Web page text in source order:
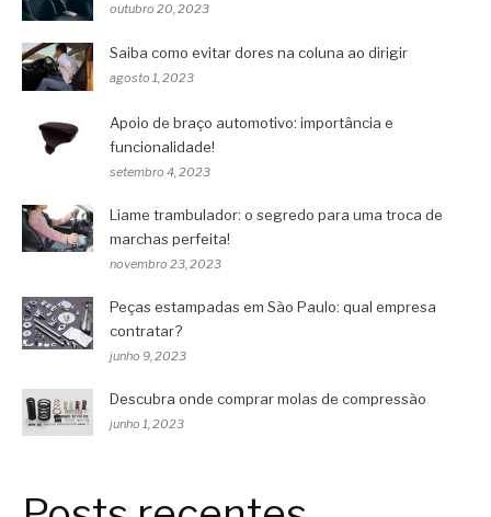
outubro 20, 2023
Saiba como evitar dores na coluna ao dirigir
agosto 1, 2023
Apoio de braço automotivo: importância e
funcionalidade!
setembro 4, 2023
Liame trambulador: o segredo para uma troca de
marchas perfeita!
novembro 23, 2023
Peças estampadas em São Paulo: qual empresa
contratar?
junho 9, 2023
Descubra onde comprar molas de compressão
junho 1, 2023